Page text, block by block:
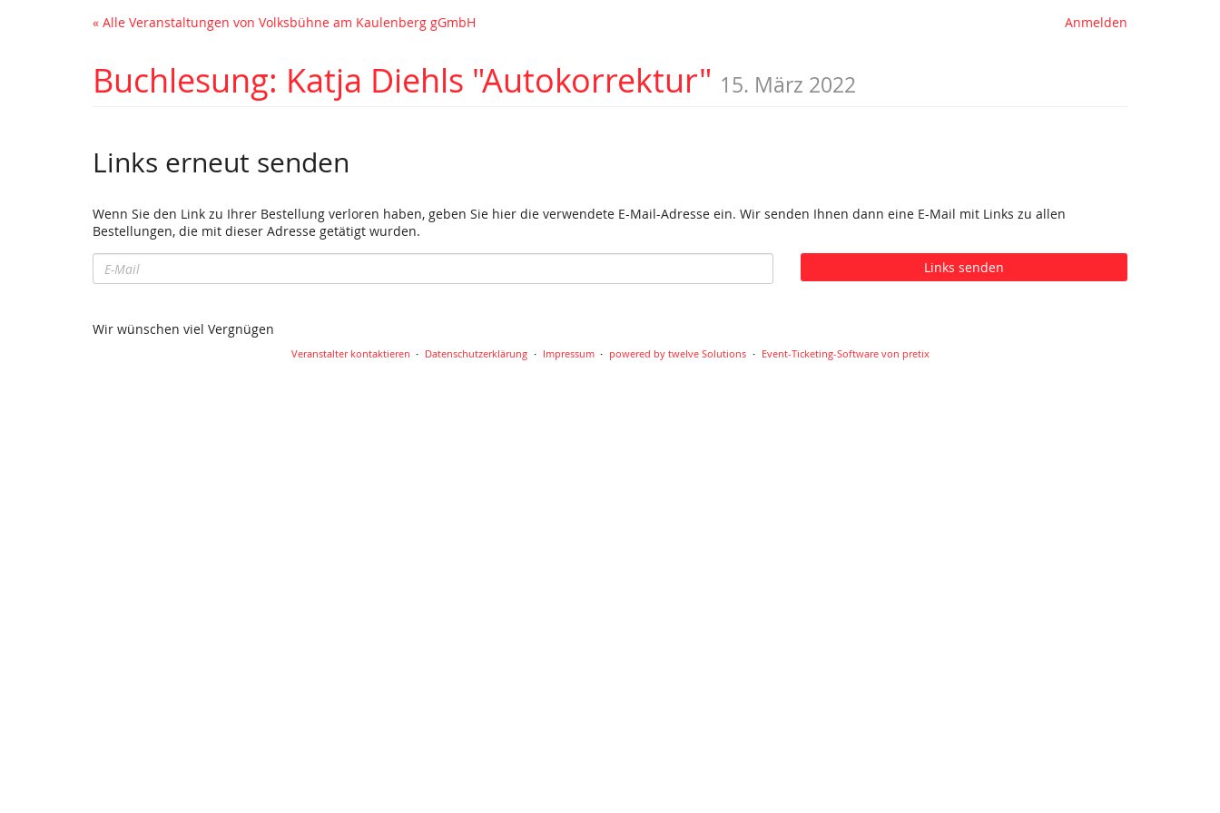
Anmelden
« Alle Veranstaltungen von Volksbühne am Kaulenberg gGmbH
Buchlesung: Katja Diehls "Autokorrektur" 15. März 2022
Links erneut senden
Wenn Sie den Link zu Ihrer Bestellung verloren haben, geben Sie hier die verwendete E-Mail-Adresse ein. Wir senden Ihnen dann eine E-Mail mit Links zu allen
Bestellungen, die mit dieser Adresse getätigt wurden.
E-
Mail
Links senden
Wir wünschen viel Vergnügen
Veranstalter kontaktieren Datenschutzerklärung Impressum powered by twelve Solutions Event-Ticketing-Software von pretix